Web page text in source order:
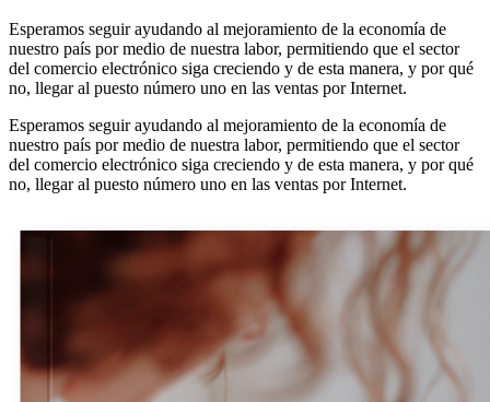
Esperamos seguir ayudando al mejoramiento de la economía de
nuestro país por medio de nuestra labor, permitiendo que el sector
del comercio electrónico siga creciendo y de esta manera, y por qué
no, llegar al puesto número uno en las ventas por Internet.
Esperamos seguir ayudando al mejoramiento de la economía de
nuestro país por medio de nuestra labor, permitiendo que el sector
del comercio electrónico siga creciendo y de esta manera, y por qué
no, llegar al puesto número uno en las ventas por Internet.